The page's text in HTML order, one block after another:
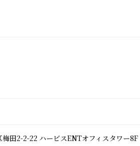
田2-2-22 ハービスENTオフィスタワー8F